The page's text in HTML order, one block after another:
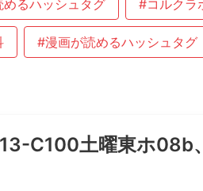
るハッシュタグ #コルクラ
#漫画が読めるハッシュタグ
C100土曜東ホ08b